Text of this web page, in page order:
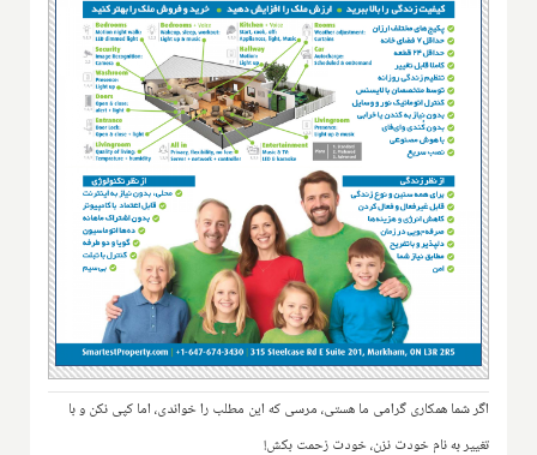
اگر شما همکاری گرامی ما هستی، مرسی که این مطلب را خواندی، اما کپی نکن و با
تغییر به نام خودت نزن، خودت زحمت بکش!